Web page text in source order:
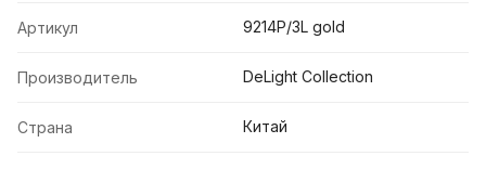
Артикул 9214P/3L gold
Производитель DeLight Collection
Страна Китай